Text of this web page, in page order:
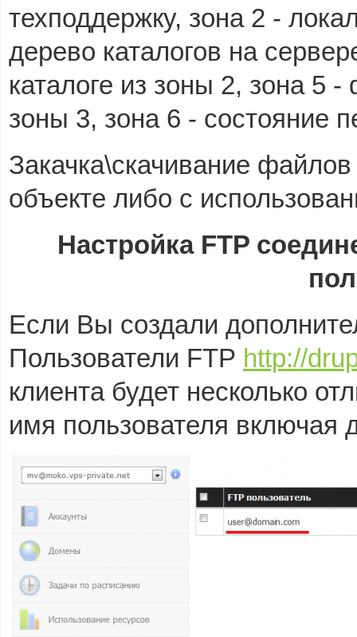
техподдержку, зона 2 -
дерево каталогов на
каталоге из зоны 2, зона 5
зоны 3, зона 6 - состояние
Закачка\скачивание
объекте либо с
Настройка FTP
Если Вы создали
Пользователи FTP http://
клиента будет несколько
имя пользователя включая